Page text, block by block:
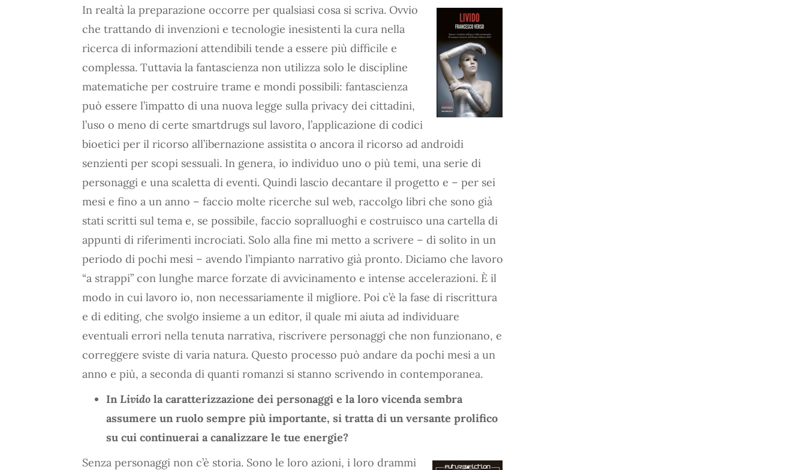
In realtà la preparazione occorre per qualsiasi cosa si scriva. Ovvio
che trattando di invenzioni e tecnologie inesistenti la cura nella
ricerca di informazioni attendibili tende a essere più difficile e
complessa. Tuttavia la fantascienza non utilizza solo le discipline
matematiche per costruire trame e mondi possibili: fantascienza
può essere l’impatto di una nuova legge sulla privacy dei cittadini,
l’uso o meno di certe smartdrugs sul lavoro, l’applicazione di codici
bioetici per il ricorso all’ibernazione assistita o ancora il ricorso ad androidi
senzienti per scopi sessuali. In genera, io individuo uno o più temi, una serie di
personaggi e una scaletta di eventi. Quindi lascio decantare il progetto e – per sei
mesi e fino a un anno – faccio molte ricerche sul web, raccolgo libri che sono già
stati scritti sul tema e, se possibile, faccio sopralluoghi e costruisco una cartella di
appunti di riferimenti incrociati. Solo alla fine mi metto a scrivere – di solito in un
periodo di pochi mesi – avendo l’impianto narrativo già pronto. Diciamo che lavoro
“a strappi” con lunghe marce forzate di avvicinamento e intense accelerazioni. È il
modo in cui lavoro io, non necessariamente il migliore. Poi c’è la fase di riscrittura
e di editing, che svolgo insieme a un editor, il quale mi aiuta ad individuare
eventuali errori nella tenuta narrativa, riscrivere personaggi che non funzionano, e
correggere sviste di varia natura. Questo processo può andare da pochi mesi a un
anno e più, a seconda di quanti romanzi si stanno scrivendo in contemporanea.
In Livido la caratterizzazione dei personaggi e la loro vicenda sembra
assumere un ruolo sempre più importante, si tratta di un versante prolifico
su cui continuerai a canalizzare le tue energie?
Senza personaggi non c’è storia. Sono le loro azioni, i loro drammi